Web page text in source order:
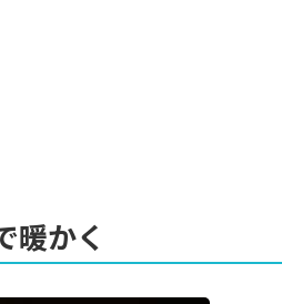
暖かく